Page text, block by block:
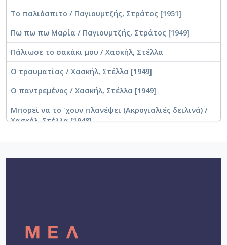
Το παλιόσπιτο / Παγιουμτζής, Στράτος [1951]
Πω πω πω Μαρία / Παγιουμτζής, Στράτος [1949]
Πάλιωσε το σακάκι μου / Χασκήλ, Στέλλα
Ο τραυματίας / Χασκήλ, Στέλλα [1949]
Ο παντρεμένος / Χασκήλ, Στέλλα [1949]
Μπορεί να το 'χουν πλανέψει (Ακρογιαλιές δειλινά) /
Χασκήλ, Στέλλα [1948]
Κάποια μάνα αναστενάζει / Χασκήλ, Στέλλα [1947]
Για τα μάτια π' αγαπώ / Χασκήλ, Στέλλα [1949]